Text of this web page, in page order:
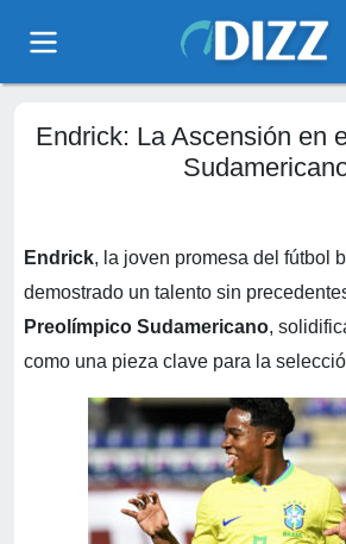
Endrick: La Ascensión en
Endrick, la joven promesa del fútbol
demostrado un talento sin
Preolímpico Sudamericano,
como una pieza clave para la